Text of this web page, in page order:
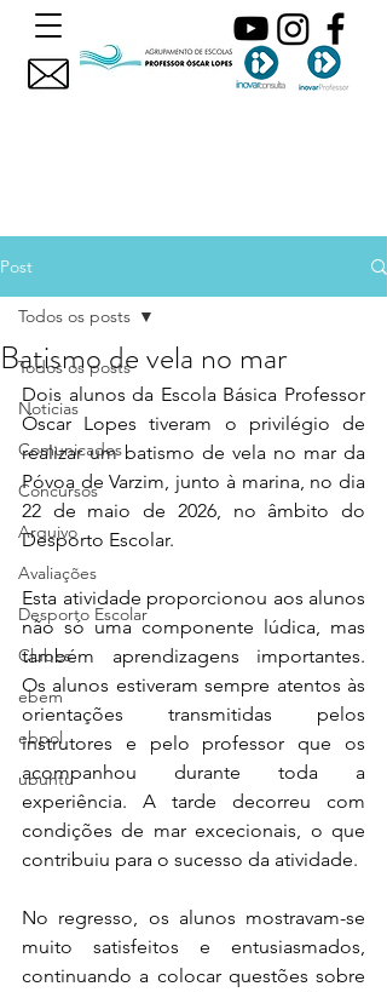
Post
Todos os posts
Noticias
Comunicados
Concursos
Arquivo
Avaliações
Desporto Escolar
Clubes
ebem
ebpol
ubuntu
Todos os posts
Batismo de vela no mar
Dois alunos da Escola Básica Professor
Óscar Lopes tiveram o privilégio de
realizar um batismo de vela no mar da
Póvoa de Varzim, junto à marina, no dia
22 de maio de 2026, no âmbito do
Desporto Escolar.
Esta atividade proporcionou aos alunos
não só uma componente lúdica, mas
também aprendizagens importantes.
Os alunos estiveram sempre atentos às
orientações transmitidas pelos
instrutores e pelo professor que os
acompanhou durante toda a
experiência. A tarde decorreu com
condições de mar excecionais, o que
contribuiu para o sucesso da atividade.
No regresso, os alunos mostravam-se
muito satisfeitos e entusiasmados,
continuando a colocar questões sobre